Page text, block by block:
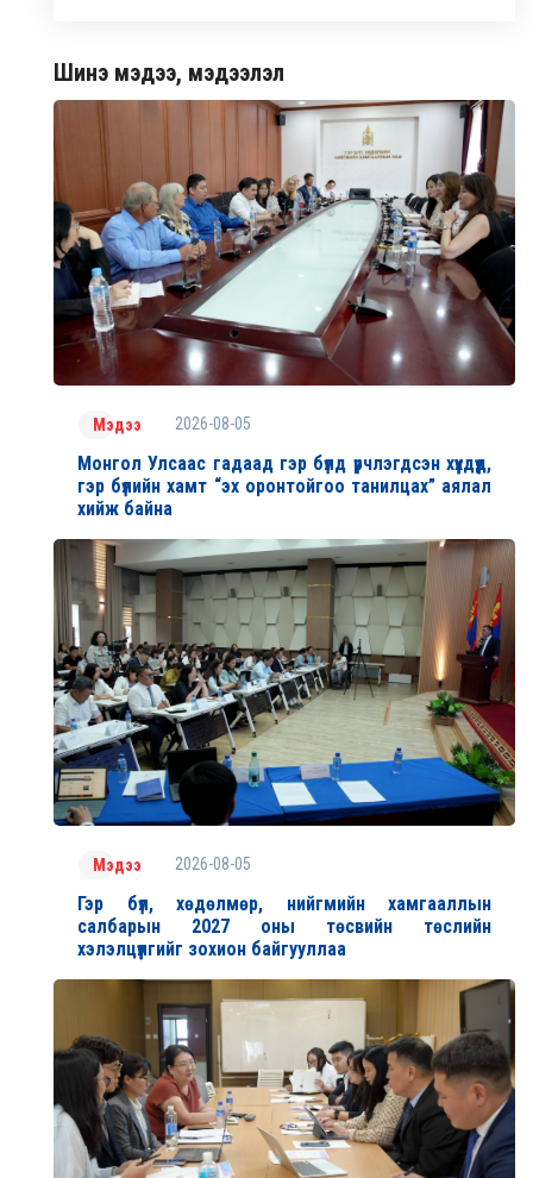
Шинэ мэдээ, мэдээлэл
Мэдээ 2026-08-05
Монгол Улсаас гадаад гэр бүлд үрчлэгдсэн хүүхдүүд,
гэр бүлийн хамт “эх оронтойгоо танилцах” аялал
хийж байна
Мэдээ 2026-08-05
Гэр бүл, хөдөлмөр, нийгмийн хамгааллын
салбарын 2027 оны төсвийн төслийн
хэлэлцүүлгийг зохион байгууллаа